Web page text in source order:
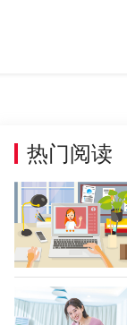
热门阅读